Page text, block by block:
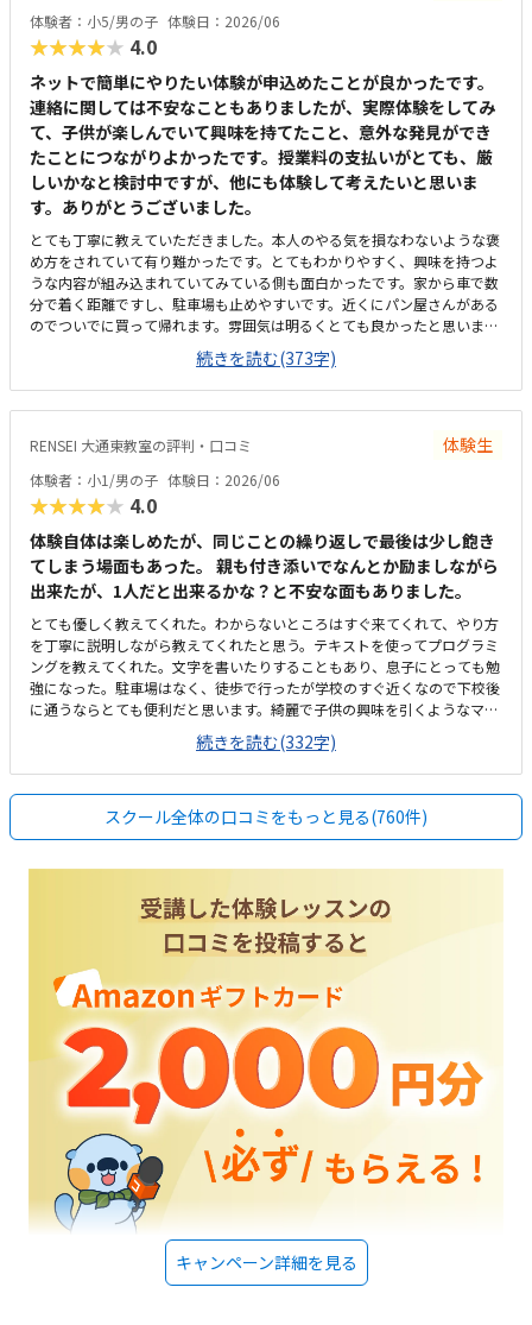
体験者：小5/男の子 体験日：2026/06
★★★★★ 4.0
ネットで簡単にやりたい体験が申込めたことが良かったです。
連絡に関しては不安なこともありましたが、実際体験をしてみ
て、子供が楽しんでいて興味を持てたこと、意外な発見ができ
たことにつながりよかったです。授業料の支払いがとても、厳
しいかなと検討中ですが、他にも体験して考えたいと思いま
す。ありがとうございました。
とても丁寧に教えていただきました。本人のやる気を損なわないような褒
め方をされていて有り難かったです。とてもわかりやすく、興味を持つよ
うな内容が組み込まれていてみている側も面白かったです。家から車で数
分で着く距離ですし、駐車場も止めやすいです。近くにパン屋さんがある
のでついでに買って帰れます。雰囲気は明るくとても良かったと思いま
す。ただ、エアコンはついていたと思いますが、暑くて汗をかきました。
夏場はきついような気がします。料金が想像以上に高額だったのが残念で
した。いますぐにでもさせたい気持ちはありますが、考えたい料金です。
先生が明るく、とても優しい方ばかりでした。子供が人見知りがあります
が馴染めていました。席も広く作業がしやすく、座りやすい席でした。興
味のあるマイクラで、更に初めて触ったパソコンにもかかわらず、スムー
ズにこなしていました。
続きを読む(373字)
RENSEI 大通東教室の評判・口コミ 体験生
体験者：小1/男の子 体験日：2026/06
★★★★★ 4.0
体験自体は楽しめたが、同じことの繰り返しで最後は少し飽き
てしまう場面もあった。 親も付き添いでなんとか励ましながら
出来たが、1人だと出来るかな？と不安な面もありました。
とても優しく教えてくれた。わからないところはすぐ来てくれて、やり方
を丁寧に説明しながら教えてくれたと思う。テキストを使ってプログラミ
ングを教えてくれた。文字を書いたりすることもあり、息子にとっても勉
強になった。駐車場はなく、徒歩で行ったが学校のすぐ近くなので下校後
に通うならとても便利だと思います。綺麗で子供の興味を引くようなマイ
クラのものなどもあり低学年でも抵抗なく通えそうなクラスの雰囲気でし
た。あまり説明がなかったのでわからないが、月額は一般的な価格だっ
た。ただ年間でかかる設備費や教材費などを含めると少し高めだなと感じ
たマイクラを使っての授業だったのでとても楽しそうに受けられた。勉強
嫌いでもすんなり始められたので、勉強に苦手意識がある子でも楽しめる
と思う
続きを読む(332字)
スクール全体の口コミをもっと見る(760件)
キャンペーン詳細を見る